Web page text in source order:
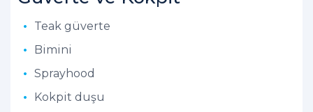
Teak güverte
Bimini
Sprayhood
Kokpit duşu